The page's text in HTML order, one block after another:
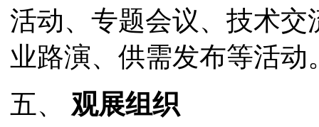
活动、专题会议、技术
业路演、供需发布等活动
五、 观展组织